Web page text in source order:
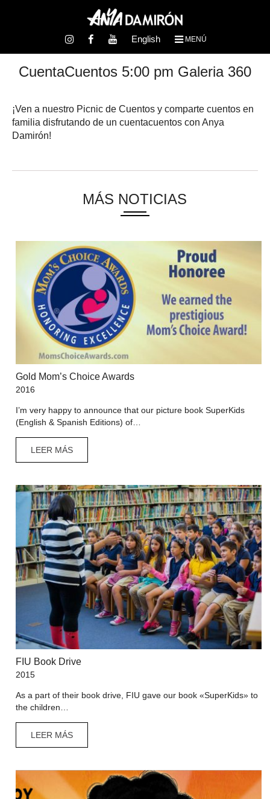
English MENÚ
CuentaCuentos 5:00 pm Galeria 360
¡Ven a nuestro Picnic de Cuentos y comparte cuentos en
familia disfrutando de un cuentacuentos con Anya
Damirón!
MÁS NOTICIAS
Gold Mom’s Choice Awards
2016
I’m very happy to announce that our picture book SuperKids
(English & Spanish Editions) of…
LEER MÁS
FIU Book Drive
2015
As a part of their book drive, FIU gave our book «SuperKids» to
the children…
LEER MÁS